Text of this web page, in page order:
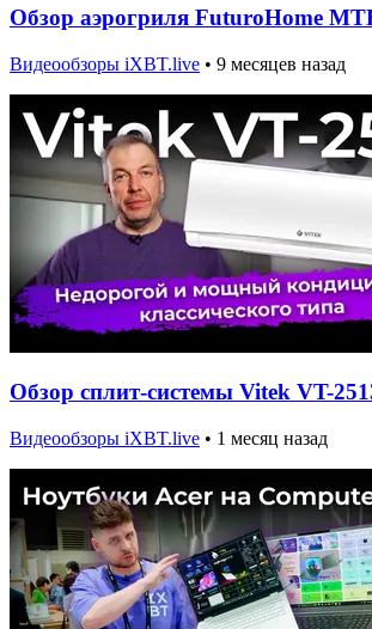
Обзор аэрогриля FuturoHome
Видеообзоры iXBT.live • 9 месяцев назад
Обзор сплит-системы Vitek VT-
Видеообзоры iXBT.live • 1 месяц назад